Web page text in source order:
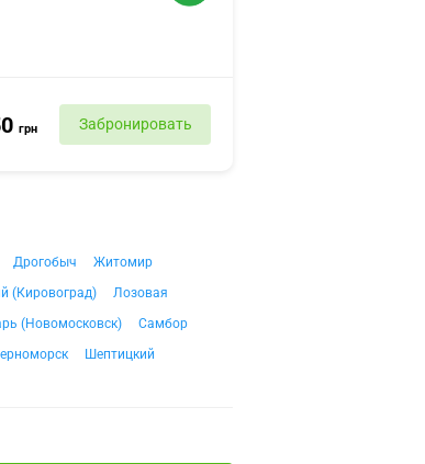
грн Забронировать
Дрогобыч
Житомир
(Кировоград)
Лозовая
(Новомосковск)
Самбор
Шептицкий